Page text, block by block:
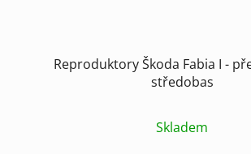
Reproduktory Škoda Fabia I -
středobas
Skladem